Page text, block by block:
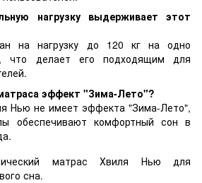
нагрузку выдерживает этот
на нагрузку до 120 кг на одно
что делает его подходящим для
эффект "Зима-Лето"?
Нью не имеет эффекта "Зима-Лето",
обеспечивают комфортный сон в
матрас Хвиля Нью для
сна.